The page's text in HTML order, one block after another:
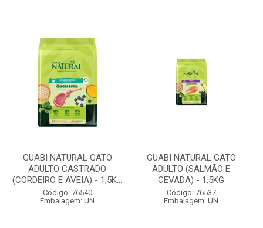
GUABI NATURAL GATO
ADULTO CASTRADO
(CORDEIRO E AVEIA) - 1,5K...
Código: 76540
Embalagem: UN
GUABI NATURAL GATO
ADULTO (SALMÃO E
CEVADA) - 1,5KG
Código: 76537
Embalagem: UN